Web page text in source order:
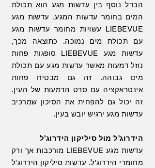
הבדל נוסף בין עדשות מגע הוא תכולת
המים בחומר עדשות המגע. עדשות מגע
LIEBEVUE עשויות מחומר עדשות מגע
עם תכולת מים נמוכה. כתוצאה מכך,
עדשות מגע LIEBEVUE סופגות פחות
נוזל דמעות מאשר עדשות מגע עם תכולת
מים גבוהה. זה גם מבטיח פחות
אינטראקציה עם סרט הדמעות של העין.
זה יכול גם להפחית את הסיכון שמרכיב
עדשות מגע ירגיש יובש בעין.
הידרוג'ל מול סיליקון הידרוג'ל
עדשות מגע LIEBEVUE מורכבות אך ורק
מחומרי הידרוג'ל. עדשות סיליקון הידרוג'ל